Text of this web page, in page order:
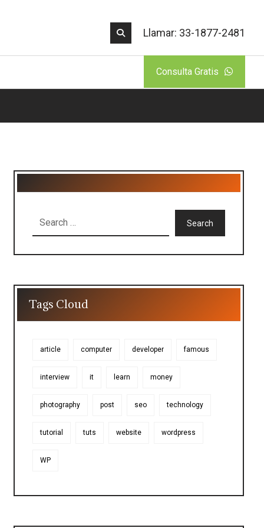
Llamar: 33-1877-2481
Consulta Gratis
Search
Tags Cloud
article computer developer famous
interview it learn money
photography post seo technology
tutorial tuts website wordpress
WP